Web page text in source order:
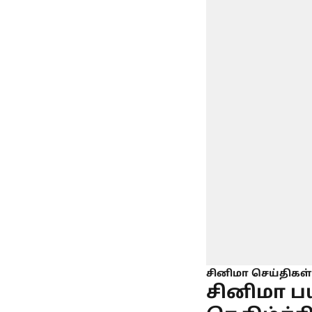
சினிமா செய்திகள்
சினிமா